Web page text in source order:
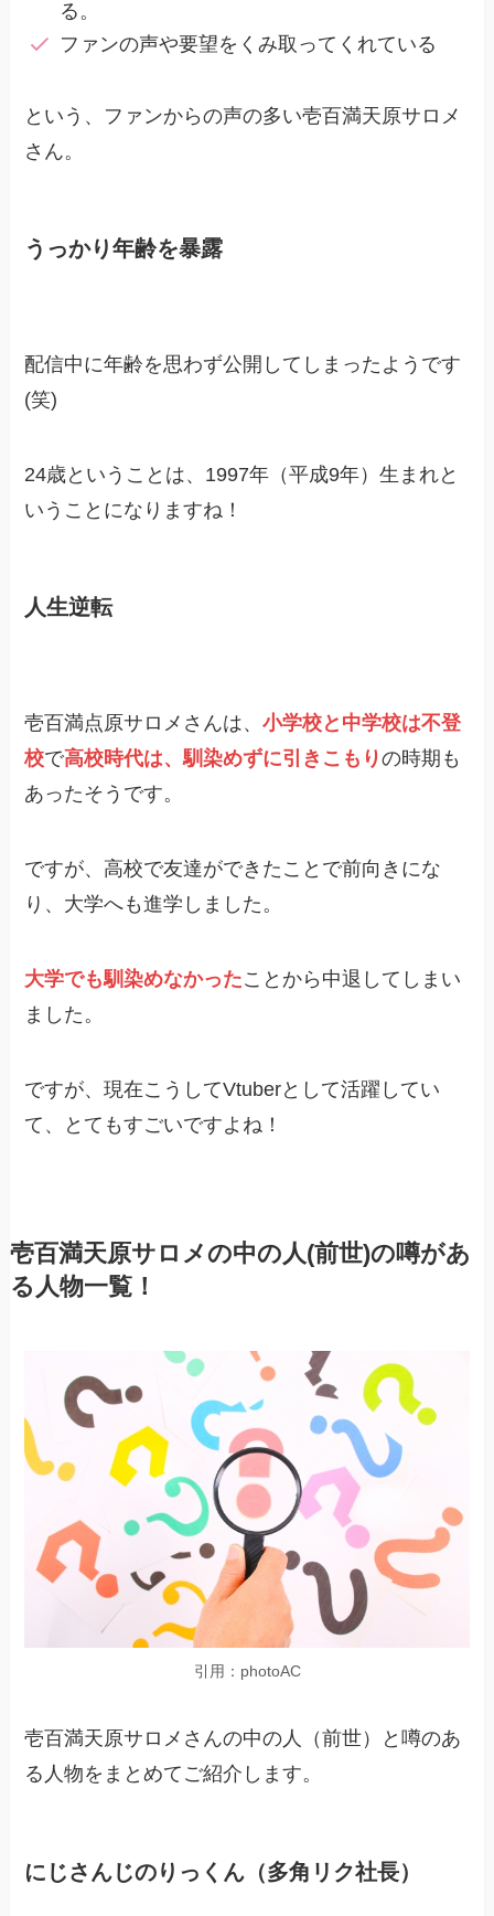
る。
ファンの声や要望をくみ取ってくれている
という、ファンからの声の多い壱百満天原サロメ
さん。
うっかり年齢を暴露
配信中に年齢を思わず公開してしまったようです
(笑)
24歳ということは、1997年（平成9年）生まれと
いうことになりますね！
人生逆転
壱百満点原サロメさんは、小学校と中学校は不登
校で高校時代は、馴染めずに引きこもりの時期も
あったそうです。
ですが、高校で友達ができたことで前向きにな
り、大学へも進学しました。
大学でも馴染めなかったことから中退してしまい
ました。
ですが、現在こうしてVtuberとして活躍してい
て、とてもすごいですよね！
壱百満天原サロメの中の人(前世)の噂があ
る人物一覧！
引用：photoAC
壱百満天原サロメさんの中の人（前世）と噂のあ
る人物をまとめてご紹介します。
にじさんじのりっくん（多角リク社長）